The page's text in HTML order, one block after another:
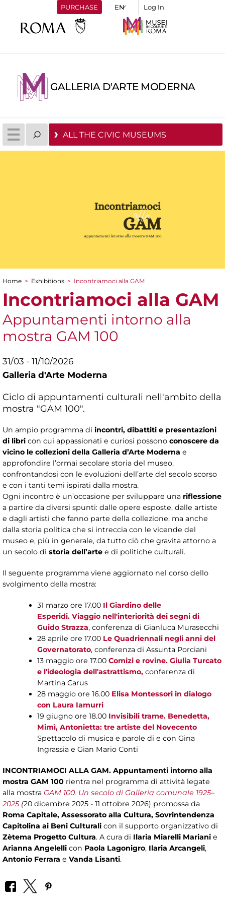
PURCHASE Log In
GALLERIA D'ARTE MODERNA
ALL THE CIVIC MUSEUMS
You are here
Home > Exhibitions > Incontriamoci alla GAM
Incontriamoci alla GAM
Appuntamenti intorno alla
mostra GAM 100
31/03 - 11/10/2026
Galleria d'Arte Moderna
Ciclo di appuntamenti culturali nell'ambito della
mostra "GAM 100".
Un ampio programma di incontri, dibattiti e presentazioni
di libri con cui appassionati e curiosi possono conoscere da
vicino le collezioni della Galleria d’Arte Moderna e
approfondire l’ormai secolare storia del museo,
confrontandosi con le evoluzioni dell’arte del secolo scorso
e con i tanti temi ispirati dalla mostra.
Ogni incontro è un’occasione per sviluppare una riflessione
a partire da diversi spunti: dalle opere esposte, dalle artiste
e dagli artisti che fanno parte della collezione, ma anche
dalla storia politica che si intreccia con le vicende del
museo e, più in generale, da tutto ciò che gravita attorno a
un secolo di storia dell’arte e di politiche culturali.
Il seguente programma viene aggiornato nel corso dello
svolgimento della mostra:
31 marzo ore 17.00 Il Giardino delle
Esperidi. Viaggio nell'interiorità dei segni di
Guido Strazza, conferenza di Gianluca Murasecchi
28 aprile ore 17.00 Le Quadriennali negli anni del
Governatorato, conferenza di Assunta Porciani
13 maggio ore 17.00 Comizi e rovine. Giulia Turcato
e l'ideologia dell'astrattismo, conferenza di
Martina Carus
28 maggio ore 16.00 Elisa Montessori in dialogo
con Laura Iamurri
19 giugno ore 18.00 Invisibili trame. Benedetta,
Mimì, Antonietta: tre artiste del Novecento
Spettacolo di musica e parole di e con Gina
Ingrassia e Gian Mario Conti
INCONTRIAMOCI ALLA GAM. Appuntamenti intorno alla
mostra GAM 100 rientra nel programma di attività legate
alla mostra GAM 100. Un secolo di Galleria comunale 1925–
2025(20 dicembre 2025 - 11 ottobre 2026) promossa da
Roma Capitale, Assessorato alla Cultura, Sovrintendenza
Capitolina ai Beni Culturali con il supporto organizzativo di
Zètema Progetto Cultura. A cura di Ilaria Miarelli Mariani e
Arianna Angelelli con Paola Lagonigro, Ilaria Arcangeli,
Antonio Ferrara e Vanda Lisanti.